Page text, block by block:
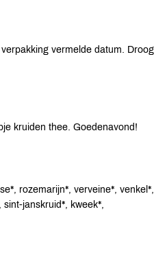
vermelde datum. Droog
kruiden thee. Goedenavond!
rozemarijn*, verveine*, venkel*,
sint-janskruid*, kweek*,